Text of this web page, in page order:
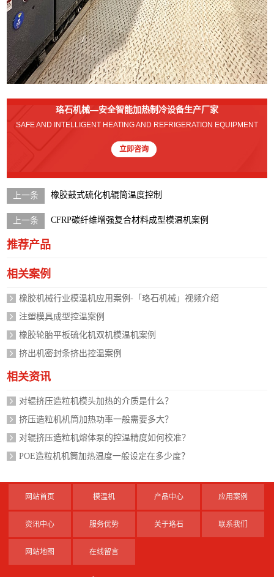
珞石机械—安全智能加热制冷设备生产厂家
SAFE AND INTELLIGENT HEATING AND REFRIGERATION EQUIPMENT
立即咨询
橡胶鼓式硫化机辊筒温度控制
CFRP碳纤维增强复合材料成型模温机案例
推荐产品
相关案例
橡胶机械行业模温机应用案例-「珞石机械」视频介绍
注塑模具成型控温案例
橡胶轮胎平板硫化机双机模温机案例
挤出机密封条挤出控温案例
相关资讯
对辊挤压造粒机模头加热的介质是什么？
挤压造粒机机筒加热功率一般需要多大？
对辊挤压造粒机熔体泵的控温精度如何校准？
POE造粒机机筒加热温度一般设定在多少度？
网站首页 模温机 产品中心 应用案例
资讯中心 服务优势 关于珞石 联系我们
网站地图 在线留言